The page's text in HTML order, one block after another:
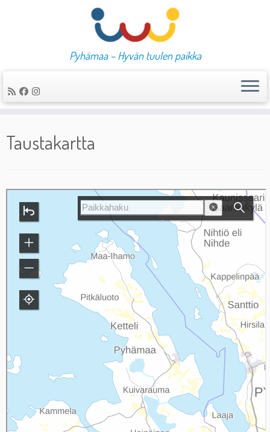
to
content
Pyhämaa – Hyvän tuulen paikka
Taustakartta